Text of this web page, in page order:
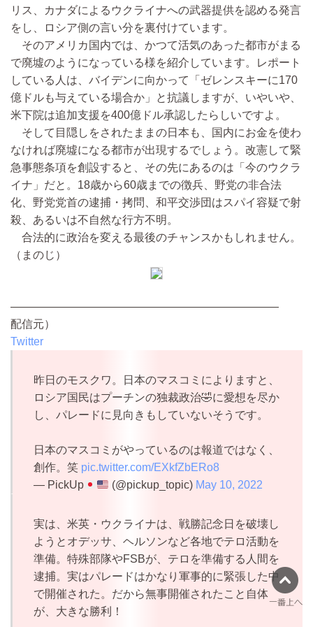
リス、カナダによるウクライナへの武器提供を認める発言
をし、ロシア側の言い分を裏付けています。
そのアメリカ国内では、かつて活気のあった都市がまる
で廃墟のようになっている様を紹介しています。レポート
している人は、バイデンに向かって「ゼレンスキーに170
億ドルも与えている場合か」と抗議しますが、いやいや、
米下院は追加支援を400億ドル承認したらしいですよ。
そして目隠しをされたままの日本も、国内にお金を使わ
なければ廃墟になる都市が出現するでしょう。改憲して緊
急事態条項を創設すると、その先にあるのは「今のウクラ
イナ」だと。18歳から60歳までの徴兵、野党の非合法
化、野党党首の逮捕・拷問、和平交渉団はスパイ容疑で射
殺、あるいは不自然な行方不明。
合法的に政治を変える最後のチャンスかもしれません。
（まのじ）
————————————————————————
配信元）
Twitter
昨日のモスクワ。日本のマスコミによりますと、
ロシア国民はプーチンの独裁政治🤣に愛想を尽か
し、パレードに見向きもしていないそうです。
日本のマスコミがやっているのは報道ではなく、
創作。笑 pic.twitter.com/EXkfZbERo8
— PickUp
(@pickup_topic) May 10, 2022
実は、米英・ウクライナは、戦勝記念日を破壊し
ようとオデッサ、ヘルソンなど各地でテロ活動を
準備。特殊部隊やFSBが、テロを準備する人間を
逮捕。実はパレードはかなり軍事的に緊張した中
で開催された。だから無事開催されたこと自体
が、大きな勝利！